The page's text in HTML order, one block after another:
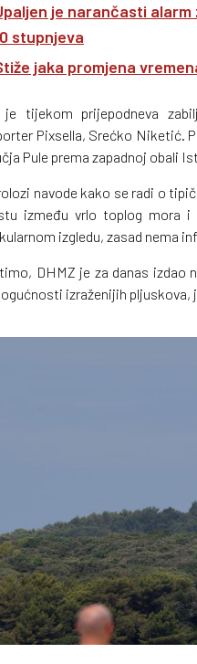
je narančasti
stupnjeva
jaka promjena
tijekom prijepodneva
Pixsella, Srećko Niketić.
Pule prema zapadnoj obali
navode kako se radi o
između vrlo toplog mora i
izgledu, zasad nema
DHMZ je za danas izdao
izraženijih pljuskova,